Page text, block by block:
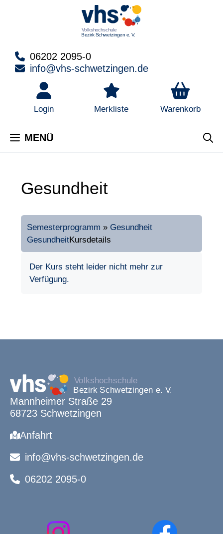
06202 2095-0
info@vhs-schwetzingen.de
Login Merkliste Warenkorb
MENÜ
Gesundheit
Semesterprogramm » Gesundheit
GesundheitKursdetails
Der Kurs steht leider nicht mehr zur
Verfügung.
Mannheimer Straße 29
68723 Schwetzingen
Anfahrt
info@vhs-schwetzingen.de
06202 2095-0